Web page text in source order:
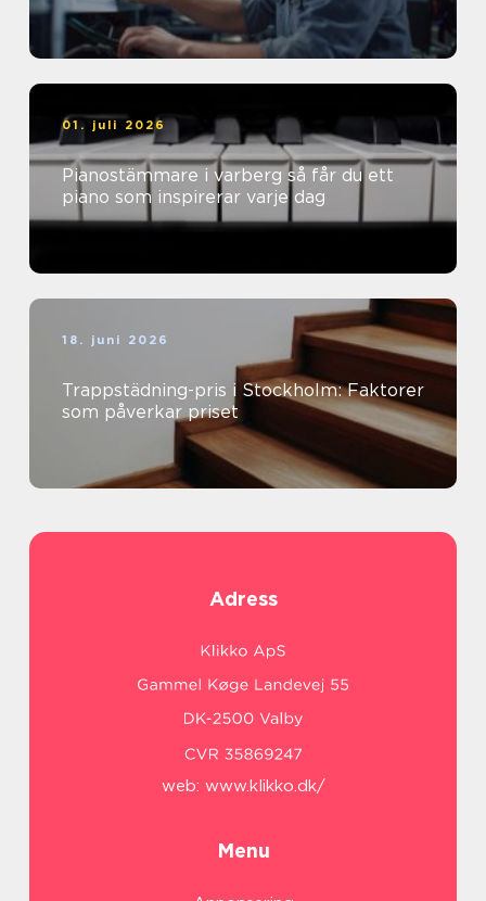
01. juli 2026
Pianostämmare i varberg så får du ett
piano som inspirerar varje dag
18. juni 2026
Trappstädning-pris i Stockholm: Faktorer
som påverkar priset
Adress
web: www.klikko.dk/
Menu